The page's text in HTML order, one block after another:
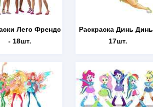
Лего Френдс
- 18шт.
Раскраска Динь Динь
17шт.